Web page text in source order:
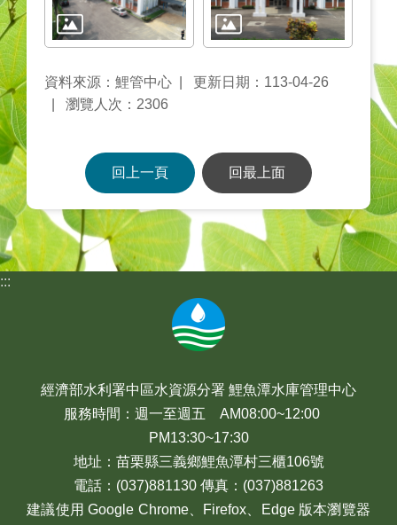
資料來源：鯉管中心
更新日期：113-04-26
瀏覽人次：2306
回上一頁 回最上面
:::
經濟部水利署中區水資源分署 鯉魚潭水庫管理中心
服務時間：週一至週五 AM08:00~12:00
PM13:30~17:30
地址：苗栗縣三義鄉鯉魚潭村三櫃106號
電話：(037)881130 傳真：(037)881263
建議使用 Google Chrome、Firefox、Edge 版本瀏覽器